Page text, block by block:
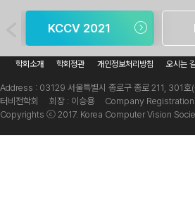
KCCV 2021
학회소개 학회정관 개인정보처리방침 오시는 길
Address : 03129 서울특별시 종로구 종로 211, 301호
터비전학회 회장 : 이승용 Company
Copyrights ⓒ 2017. Korea Computer Vision